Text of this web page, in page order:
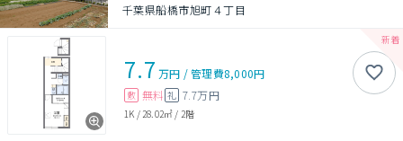
千葉県船橋市旭町４丁目
7.7 万円 /管理費8,000円
敷 無料 礼 7.7万円
1K / 28.02㎡ / 2階